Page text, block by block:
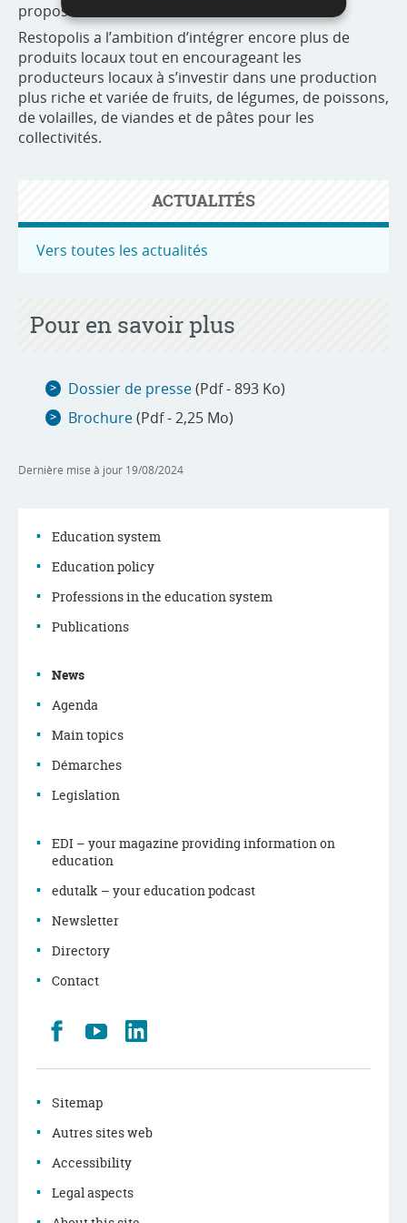
proposés.
Restopolis a l’ambition d’intégrer encore plus de
produits locaux tout en encourageant les
producteurs locaux à s’investir dans une production
plus riche et variée de fruits, de légumes, de poissons,
de volailles, de viandes et de pâtes pour les
collectivités.
ACTUALITÉS
Vers toutes les actualités
Pour en savoir plus
Dossier de presse(Pdf - 893 Ko)
Brochure(Pdf - 2,25 Mo)
Dernière mise à jour 19/08/2024
Navigation
menu
Education system
Education policy
Professions in the education system
Publications
News
Agenda
Main topics
Démarches
Legislation
EDI – your magazine providing information on
education
edutalk – your education podcast
Newsletter
Directory
Contact
Retrouvez
nous
Youtube
Sitemap
Autres sites web
Accessibility
Legal aspects